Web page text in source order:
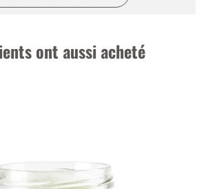
2026ont aussi acheté